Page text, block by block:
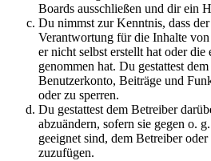
Boards ausschließen und dir ein
Du nimmst zur Kenntnis, dass
Verantwortung für die Inhalte
er nicht selbst erstellt hat oder
genommen hat. Du gestattest
Benutzerkonto, Beiträge und
oder zu sperren.
Du gestattest dem Betreiber
abzuändern, sofern sie gegen o.
geeignet sind, dem Betreiber
zuzufügen.